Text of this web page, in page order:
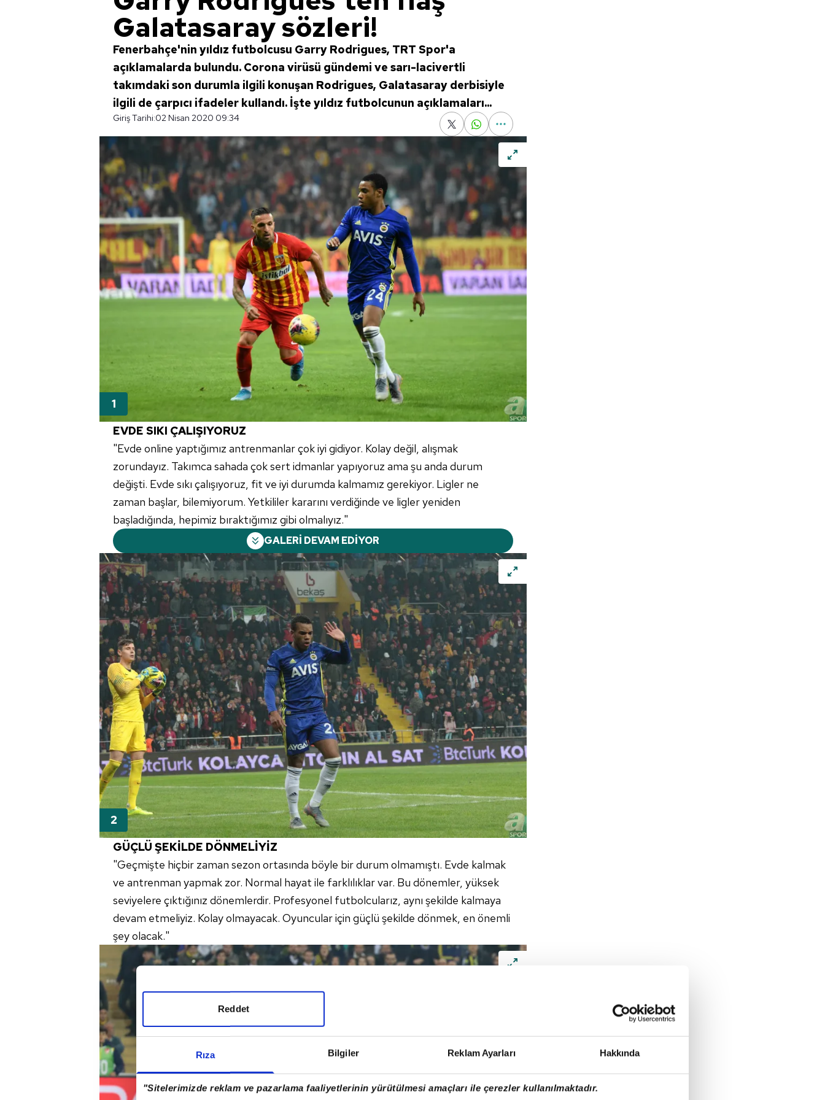
Rıza Bilgiler Reklam Ayarları Hakkında
"Sitelerimizde reklam ve pazarlama faaliyetlerinin yürütülmesi amaçları ile çerezler kullanılmaktadır.
Reddet
Galatasaray sözleri!
Fenerbahçe'nin yıldız futbolcusu Garry Rodrigues, TRT Spor'a
açıklamalarda bulundu. Corona virüsü gündemi ve sarı-lacivertli
takımdaki son durumla ilgili konuşan Rodrigues, Galatasaray derbisiyle
ilgili de çarpıcı ifadeler kullandı. İşte yıldız futbolcunun açıklamaları...
Giriş Tarihi:02 Nisan 2020 09:34
EVDE SIKI ÇALIŞIYORUZ
"Evde online yaptığımız antrenmanlar çok iyi gidiyor. Kolay değil, alışmak
zorundayız. Takımca sahada çok sert idmanlar yapıyoruz ama şu anda durum
değişti. Evde sıkı çalışıyoruz, fit ve iyi durumda kalmamız gerekiyor. Ligler ne
zaman başlar, bilemiyorum. Yetkililer kararını verdiğinde ve ligler yeniden
başladığında, hepimiz bıraktığımız gibi olmalıyız."
GALERİ DEVAM EDİYOR
GÜÇLÜ ŞEKİLDE DÖNMELİYİZ
"Geçmişte hiçbir zaman sezon ortasında böyle bir durum olmamıştı. Evde kalmak
ve antrenman yapmak zor. Normal hayat ile farklılıklar var. Bu dönemler, yüksek
seviyelere çıktığınız dönemlerdir. Profesyonel futbolcularız, aynı şekilde kalmaya
devam etmeliyiz. Kolay olmayacak. Oyuncular için güçlü şekilde dönmek, en önemli
şey olacak."